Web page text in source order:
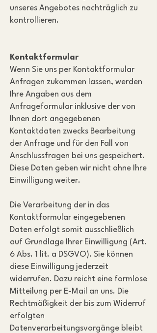
unseres Angebotes nachträglich zu
kontrollieren.
Kontaktformular
Wenn Sie uns per Kontaktformular
Anfragen zukommen lassen, werden
Ihre Angaben aus dem
Anfrageformular inklusive der von
Ihnen dort angegebenen
Kontaktdaten zwecks Bearbeitung
der Anfrage und für den Fall von
Anschlussfragen bei uns gespeichert.
Diese Daten geben wir nicht ohne Ihre
Einwilligung weiter.
Die Verarbeitung der in das
Kontaktformular eingegebenen
Daten erfolgt somit ausschließlich
auf Grundlage Ihrer Einwilligung (Art.
6 Abs. 1 lit. a DSGVO). Sie können
diese Einwilligung jederzeit
widerrufen. Dazu reicht eine formlose
Mitteilung per E-Mail an uns. Die
Rechtmäßigkeit der bis zum Widerruf
erfolgten
Datenverarbeitungsvorgänge bleibt